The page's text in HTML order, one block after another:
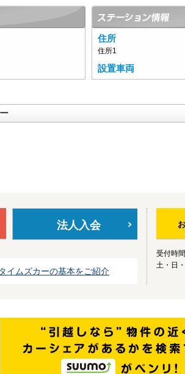
住所
住所1
設置車両
法人入会
イムズカーの基本をご紹介
受付時
土・日